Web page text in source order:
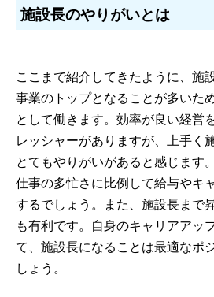
施設長のやりがいとは
ここまで紹介してきたように、施
事業のトップとなることが多いた
として働きます。効率が良い経営
レッシャーがありますが、上手く
とてもやりがいがあると感じます。
仕事の多忙さに比例して給与やキ
するでしょう。また、施設長まで
も有利です。自身のキャリアアッ
て、施設長になることは最適なポ
しょう。